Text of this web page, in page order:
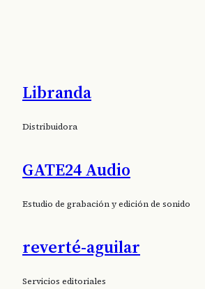
Suscríbete al boletín de Oidà Editorial
Libranda
Distribuidora
GATE24 Audio
Estudio de grabación y edición de sonido
reverté-aguilar
Servicios editoriales